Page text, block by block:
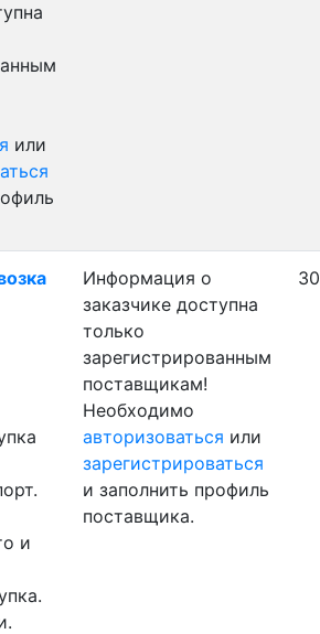
или
и
Информация о
заказчике доступна
только
зарегистрированным
поставщикам!
Необходимо
авторизоваться или
зарегистрироваться
и заполнить профиль
поставщика.